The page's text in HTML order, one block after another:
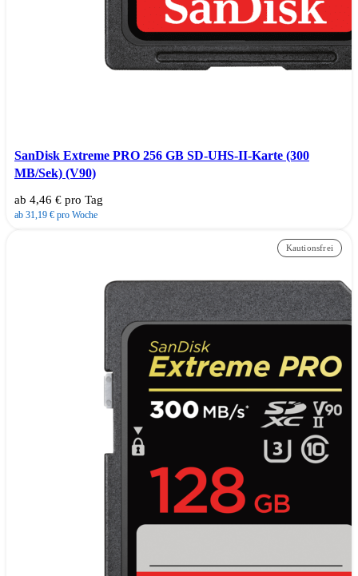
SanDisk Extreme PRO 256 GB SD-UHS-II-Karte (300
MB/Sek) (V90)
ab 4,46 € pro Tag
ab 31,19 € pro Woche
Kautionsfrei